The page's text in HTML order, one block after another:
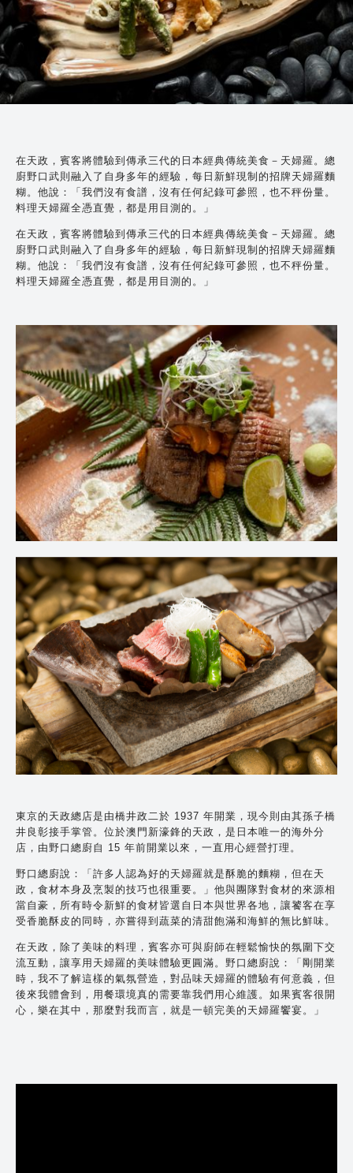
在天政，賓客將體驗到傳承三代的日本經典傳統美食－天婦羅。總
廚野口武則融入了自身多年的經驗，每日新鮮現制的招牌天婦羅麵
糊。他說：「我們沒有食譜，沒有任何紀錄可參照，也不秤份量。
料理天婦羅全憑直覺，都是用目測的。」
在天政，賓客將體驗到傳承三代的日本經典傳統美食－天婦羅。總
廚野口武則融入了自身多年的經驗，每日新鮮現制的招牌天婦羅麵
糊。他說：「我們沒有食譜，沒有任何紀錄可參照，也不秤份量。
料理天婦羅全憑直覺，都是用目測的。」
東京的天政總店是由橋井政二於 1937 年開業，現今則由其孫子橋
井良彰接手掌管。位於澳門新濠鋒的天政，是日本唯一的海外分
店，由野口總廚自 15 年前開業以來，一直用心經營打理。
野口總廚說：「許多人認為好的天婦羅就是酥脆的麵糊，但在天
政，食材本身及烹製的技巧也很重要。」他與團隊對食材的來源相
當自豪，所有時令新鮮的食材皆選自日本與世界各地，讓饕客在享
受香脆酥皮的同時，亦嘗得到蔬菜的清甜飽滿和海鮮的無比鮮味。
在天政，除了美味的料理，賓客亦可與廚師在輕鬆愉快的氛圍下交
流互動，讓享用天婦羅的美味體驗更圓滿。野口總廚說：「剛開業
時，我不了解這樣的氣氛營造，對品味天婦羅的體驗有何意義，但
後來我體會到，用餐環境真的需要靠我們用心維護。如果賓客很開
心，樂在其中，那麼對我而言，就是一頓完美的天婦羅饗宴。」